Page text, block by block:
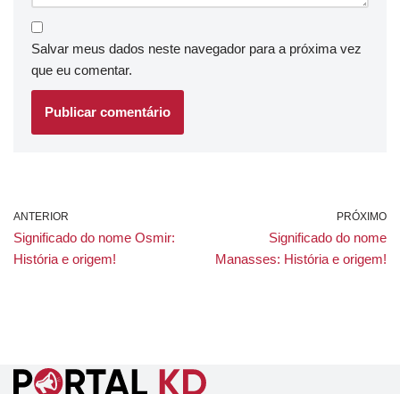
Salvar meus dados neste navegador para a próxima vez
que eu comentar.
ANTERIOR
Significado do nome Osmir:
História e origem!
PRÓXIMO
Significado do nome
Manasses: História e origem!